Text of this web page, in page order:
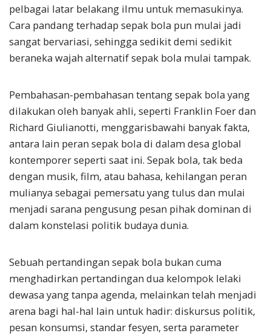
pelbagai latar belakang ilmu untuk memasukinya.
Cara pandang terhadap sepak bola pun mulai jadi
sangat bervariasi, sehingga sedikit demi sedikit
beraneka wajah alternatif sepak bola mulai tampak.
Pembahasan-pembahasan tentang sepak bola yang
dilakukan oleh banyak ahli, seperti Franklin Foer dan
Richard Giulianotti, menggarisbawahi banyak fakta,
antara lain peran sepak bola di dalam desa global
kontemporer seperti saat ini. Sepak bola, tak beda
dengan musik, film, atau bahasa, kehilangan peran
mulianya sebagai pemersatu yang tulus dan mulai
menjadi sarana pengusung pesan pihak dominan di
dalam konstelasi politik budaya dunia.
Sebuah pertandingan sepak bola bukan cuma
menghadirkan pertandingan dua kelompok lelaki
dewasa yang tanpa agenda, melainkan telah menjadi
arena bagi hal-hal lain untuk hadir: diskursus politik,
pesan konsumsi, standar fesyen, serta parameter